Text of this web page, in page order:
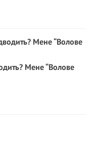
Мене “Волове